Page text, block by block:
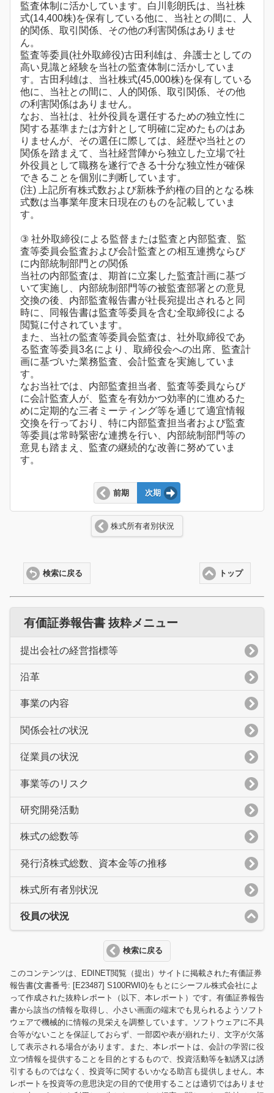
監査体制に活かしています。白川彰朗氏は、当社株
式(14,400株)を保有している他に、当社との間に、人
的関係、取引関係、その他の利害関係はありませ
ん。
監査等委員(社外取締役)古田利雄は、弁護士としての
高い見識と経験を当社の監査体制に活かしていま
す。古田利雄は、当社株式(45,000株)を保有している
他に、当社との間に、人的関係、取引関係、その他
の利害関係はありません。
なお、当社は、社外役員を選任するための独立性に
関する基準または方針として明確に定めたものはあ
りませんが、その選任に際しては、経歴や当社との
関係を踏まえて、当社経営陣から独立した立場で社
外役員として職務を遂行できる十分な独立性が確保
できることを個別に判断しています。
(注) 上記所有株式数および新株予約権の目的となる株
式数は当事業年度末日現在のものを記載していま
す。
③ 社外取締役による監督または監査と内部監査、監
査等委員会監査および会計監査との相互連携ならび
に内部統制部門との関係
当社の内部監査は、期首に立案した監査計画に基づ
いて実施し、内部統制部門等の被監査部署との意見
交換の後、内部監査報告書が社長宛提出されると同
時に、同報告書は監査等委員を含む全取締役による
閲覧に付されています。
また、当社の監査等委員会監査は、社外取締役であ
る監査等委員3名により、取締役会への出席、監査計
画に基づいた業務監査、会計監査を実施していま
す。
なお当社では、内部監査担当者、監査等委員ならび
に会計監査人が、監査を有効かつ効率的に進めるた
めに定期的な三者ミーティング等を通じて適宜情報
交換を行っており、特に内部監査担当者および監査
等委員は常時緊密な連携を行い、内部統制部門等の
意見も踏まえ、監査の継続的な改善に努めていま
す。
前期 次期
株式所有者別状況
トップ
検索に戻る
有価証券報告書 抜粋メニュー
提出会社の経営指標等
沿革
事業の内容
関係会社の状況
従業員の状況
事業等のリスク
研究開発活動
株式の総数等
発行済株式総数、資本金等の推移
株式所有者別状況
役員の状況
検索に戻る
このコンテンツは、EDINET閲覧（提出）サイトに掲載された有価証券
報告書(文書番号: [E23487] S100RWI0)をもとにシーフル株式会社によ
って作成された抜粋レポート（以下、本レポート）です。有価証券報告
書から該当の情報を取得し、小さい画面の端末でも見られるようソフト
ウェアで機械的に情報の見栄えを調整しています。ソフトウェアに不具
合等がないことを保証しておらず、一部図や表が崩れたり、文字が欠落
して表示される場合があります。また、本レポートは、会計の学習に役
立つ情報を提供することを目的とするもので、投資活動等を勧誘又は誘
引するものではなく、投資等に関するいかなる助言も提供しません。本
レポートを投資等の意思決定の目的で使用することは適切ではありませ